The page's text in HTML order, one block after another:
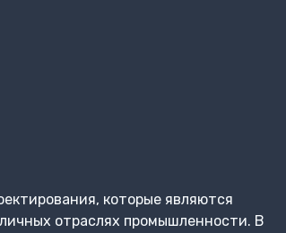
которые являются
отраслях промышленности. В